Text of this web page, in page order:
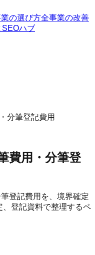
の選び方全事業の改善
SEOハブ
分筆登記費用
費用・分筆登
登記費用を、境界確定
登記資料で整理するペ